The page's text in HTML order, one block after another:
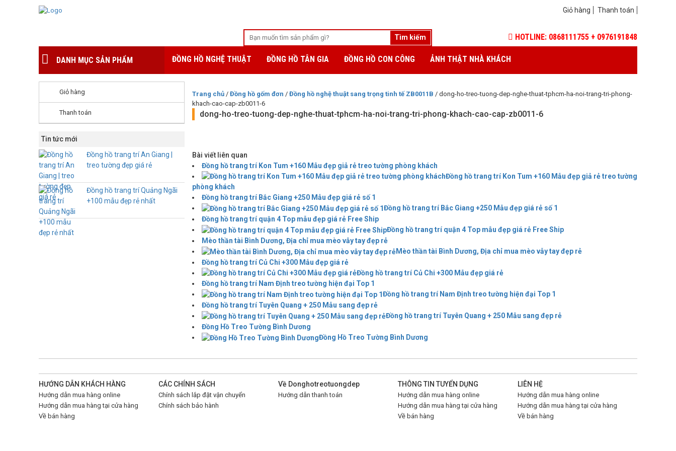
Giỏ hàng Thanh toán
HOTLINE: 0868111755 + 0976191848
DANH MỤC SẢN PHẨM ĐỒNG HỒ NGHỆ THUẬT ĐỒNG HỒ TÂN GIA ĐỒNG HỒ CON CÔNG ẢNH THẬT NHÀ KHÁCH
Giỏ hàng
Thanh toán
Tin tức mới
Đồng hồ trang trí An Giang |
treo tường đẹp giá rẻ
Đồng hồ trang trí Quảng Ngãi
+100 mẫu đẹp rẻ nhất
Trang chủ / Đồng hồ gốm đơn / Đồng hồ nghệ thuật sang trọng tinh tế ZB0011B / dong-ho-treo-tuong-dep-nghe-thuat-tphcm-ha-noi-trang-tri-phong-
khach-cao-cap-zb0011-6
dong-ho-treo-tuong-dep-nghe-thuat-tphcm-ha-noi-trang-tri-phong-khach-cao-cap-zb0011-6
Bài viết liên quan
Đồng hồ trang trí Kon Tum +160 Mẫu đẹp giả rẻ treo tường phòng khách
Đồng hồ trang trí Kon Tum +160 Mẫu đẹp giả rẻ treo tường
phòng khách
Đồng hồ trang trí Bắc Giang +250 Mẫu đẹp giá rẻ số 1
Đồng hồ trang trí Bắc Giang +250 Mẫu đẹp giá rẻ số 1
Đồng hồ trang trí quận 4 Top mẫu đẹp giá rẻ Free Ship
Đồng hồ trang trí quận 4 Top mẫu đẹp giá rẻ Free Ship
Mèo thần tài Bình Dương, Địa chỉ mua mèo vẫy tay đẹp rẻ
Mèo thần tài Bình Dương, Địa chỉ mua mèo vẫy tay đẹp rẻ
Đồng hồ trang trí Củ Chi +300 Mẫu đẹp giá rẻ
Đồng hồ trang trí Củ Chi +300 Mẫu đẹp giá rẻ
Đồng hồ trang trí Nam Định treo tường hiện đại Top 1
Đồng hồ trang trí Nam Định treo tường hiện đại Top 1
Đồng hồ trang trí Tuyên Quang + 250 Mẫu sang đẹp rẻ
Đồng hồ trang trí Tuyên Quang + 250 Mẫu sang đẹp rẻ
Đồng Hồ Treo Tường Bình Dương
Đồng Hồ Treo Tường Bình Dương
HƯỚNG DẪN KHÁCH HÀNG
Hướng dẫn mua hàng online
Hướng dẫn mua hàng tại cửa hàng
Về bán hàng
CÁC CHÍNH SÁCH
Chính sách lắp đặt vận chuyển
Chính sách bảo hành
Về Donghotreotuongdep
Hướng dẫn thanh toán
THÔNG TIN TUYỂN DỤNG
Hướng dẫn mua hàng online
Hướng dẫn mua hàng tại cửa hàng
Về bán hàng
LIÊN HỆ
Hướng dẫn mua hàng online
Hướng dẫn mua hàng tại cửa hàng
Về bán hàng